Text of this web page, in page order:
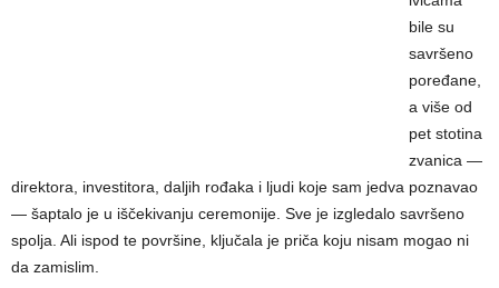
bile su
savršeno
poređane,
a više od
pet stotina
zvanica —
direktora, investitora, daljih rođaka i ljudi koje sam jedva poznavao
— šaptalo je u iščekivanju ceremonije. Sve je izgledalo savršeno
spolja. Ali ispod te površine, ključala je priča koju nisam mogao ni
da zamislim.